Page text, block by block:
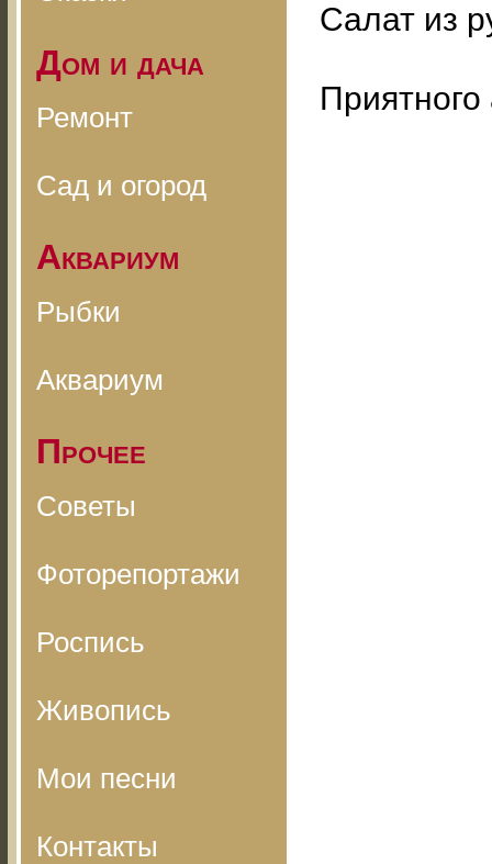
Дом и дача
Ремонт
Сад и огород
Аквариум
Рыбки
Аквариум
Прочее
Советы
Фоторепортажи
Роспись
Живопись
Мои песни
Контакты
Салат из
Приятного